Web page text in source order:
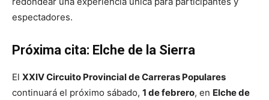
espectadores.
Próxima cita: Elche de la Sierra
El XXIV Circuito Provincial de Carreras Populares
continuará el próximo sábado, 1 de febrero, en Elche de